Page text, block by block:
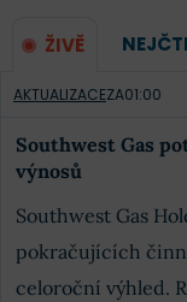
ŽIVĚ
AKTUALIZACEZA01:00
Southwest Gas
výnosů
Southwest Gas
pokračujících
celoroční výhled.